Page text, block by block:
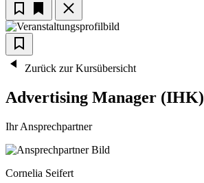
Zurück zur Kursübersicht
Advertising Manager (IHK)
Ihr Ansprechpartner
Cornelia Seifert